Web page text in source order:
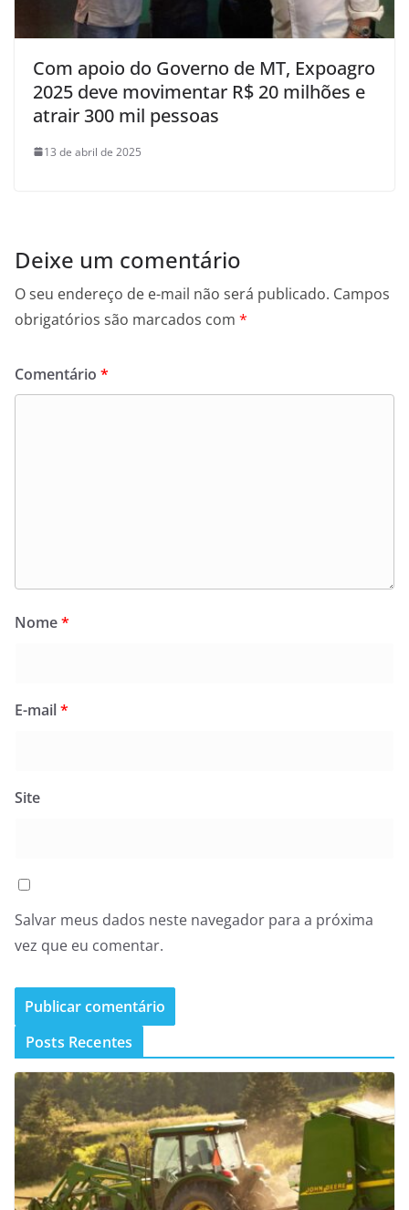
Com apoio do Governo de MT, Expoagro
2025 deve movimentar R$ 20 milhões e
atrair 300 mil pessoas
13 de abril de 2025
Deixe um comentário
O seu endereço de e-mail não será publicado. Campos
obrigatórios são marcados com *
Comentário *
Nome*
E-mail*
Site
Salvar meus dados neste navegador para a próxima
vez que eu comentar.
Posts Recentes